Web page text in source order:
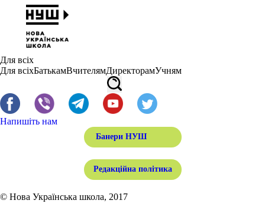
Для всіх
Для всіхБатькамВчителямДиректорамУчням
Напишіть нам
Банери НУШ
Редакційна політика
© Нова Українська школа, 2017